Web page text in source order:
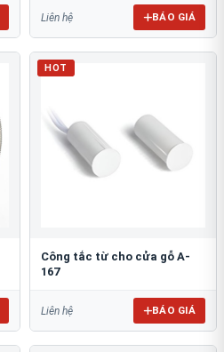
Liên hệ BÁO GIÁ
HOT
Công tắc từ cho cửa gỗ A-
167
Liên hệ BÁO GIÁ